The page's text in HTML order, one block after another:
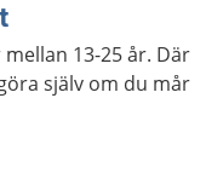
13-25 år. Där
själv om du mår